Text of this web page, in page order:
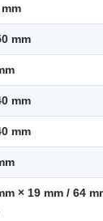
mm
mm
mm
× 19 mm / 64